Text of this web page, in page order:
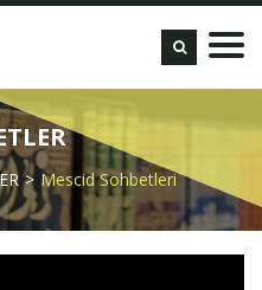
Mescid Sohbetleri